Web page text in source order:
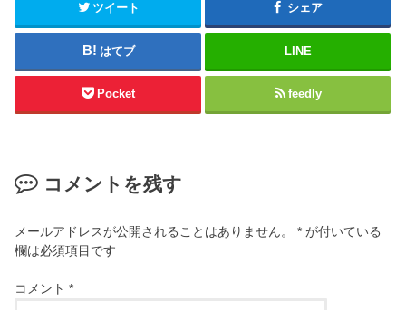
ツイート シェア
はてブ LINE
Pocket feedly
コメントを残す
メールアドレスが公開されることはありません。 * が付いている
欄は必須項目です
コメント*